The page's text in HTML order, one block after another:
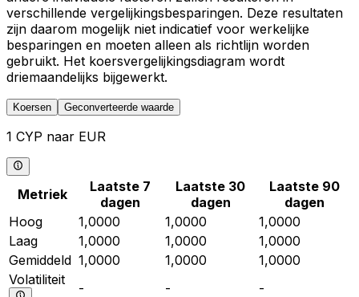
verschillende vergelijkingsbesparingen. Deze resultaten
zijn daarom mogelijk niet indicatief voor werkelijke
besparingen en moeten alleen als richtlijn worden
gebruikt. Het koersvergelijkingsdiagram wordt
driemaandelijks bijgewerkt.
Koersen Geconverteerde waarde
1 CYP naar EUR
Metriek
Laatste 7
dagen
Laatste 30
dagen
Laatste 90
dagen
Hoog
1,0000 1,0000
1,0000
Laag
1,0000 1,0000
1,0000
Gemiddeld 1,0000 1,0000
1,0000
Volatiliteit
- - -